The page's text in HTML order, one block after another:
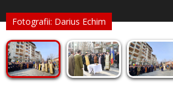
Fotografii: Darius Echim